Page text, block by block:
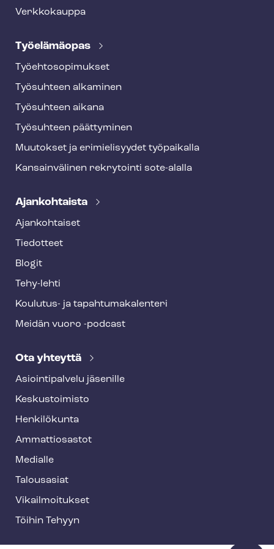
Verkkokauppa
Työelämäopas
Työ­eh­to­so­pi­muk­set
Työsuhteen alkaminen
Työsuhteen aikana
Työsuhteen päättyminen
Muutokset ja erimielisyydet työpaikalla
Kansainvälinen rekrytointi sote-alalla
Ajankohtaista
Ajankohtaiset
Tiedotteet
Blogit
Tehy-lehti
Koulutus- ja ta­pah­tu­ma­ka­len­te­ri
Meidän vuoro -podcast
Ota yhteyttä
Asioin­ti­pal­ve­lu jäsenille
Keskustoimisto
Henkilökunta
Ammattiosastot
Medialle
Talousasiat
Vi­kail­moi­tuk­set
Töihin Tehyyn